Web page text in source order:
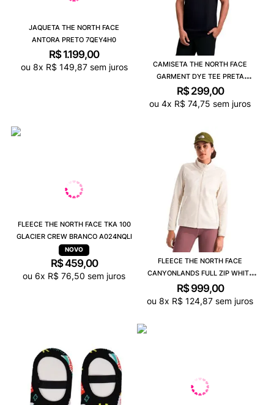
JAQUETA THE NORTH FACE
ANTORA PRETO 7QEY4H0
R$ 1.199,00
ou 8x R$ 149,87sem juros
CAMISETA THE NORTH FACE
GARMENT DYE TEE PRETA
812KNKY4
R$ 299,00
ou 4x R$ 74,75 sem juros
FLEECE THE NORTH FACE TKA 100
GLACIER CREW BRANCO A024NQLI
R$459,00
ou 6x R$ 76,50 sem juros
FLEECE THE NORTH FACE
CANYONLANDS FULL ZIP WHITE
DUNE 5GBDQMO
R$ 999,00
ou 8x R$ 124,87 sem juros